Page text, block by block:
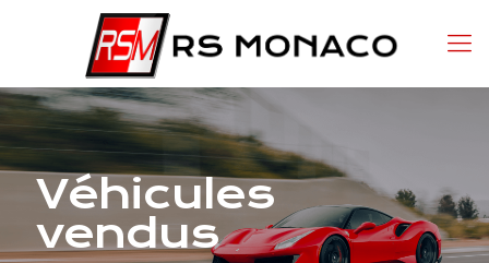
Véhicules
vendus